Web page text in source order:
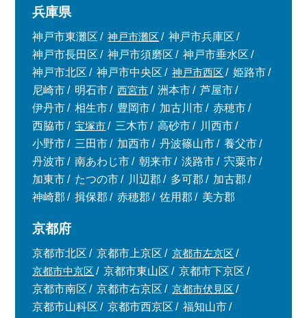
兵庫県
神戸市東灘区 神戸市灘区
神戸市兵庫区
神戸市長田区
神戸市須磨区
神戸市垂水区
神戸市北区
神戸市中央区 神戸市西区
姫路市
尼崎市
明石市 西宮市 洲本市
芦屋市
伊丹市
相生市 豊岡市 加古川市
赤穂市
西脇市
宝塚市 三木市 高砂市
川西市
小野市
三田市 加西市 丹波篠山市
養父市
丹波市
南あわじ市 朝来市 淡路市
宍粟市
加東市
たつの市 川辺郡 多可郡
加古郡
神崎郡
揖保郡 赤穂郡 佐用郡 美方郡
京都府
京都市北区 京都市上京区
京都市左京区
京都市中京区
京都市東山区
京都市下京区
京都市南区
京都市右京区
京都市伏見区
京都市山科区
京都市西京区
福知山市